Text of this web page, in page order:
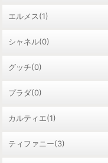
エルメス(1)
シャネル(0)
グッチ(0)
プラダ(0)
カルティエ(1)
ティファニー(3)